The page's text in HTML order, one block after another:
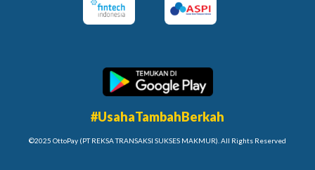
©2025 OttoPay (PT REKSA TRANSAKSI SUKSES MAKMUR). All Rights Reserved
#UsahaTambahBerkah